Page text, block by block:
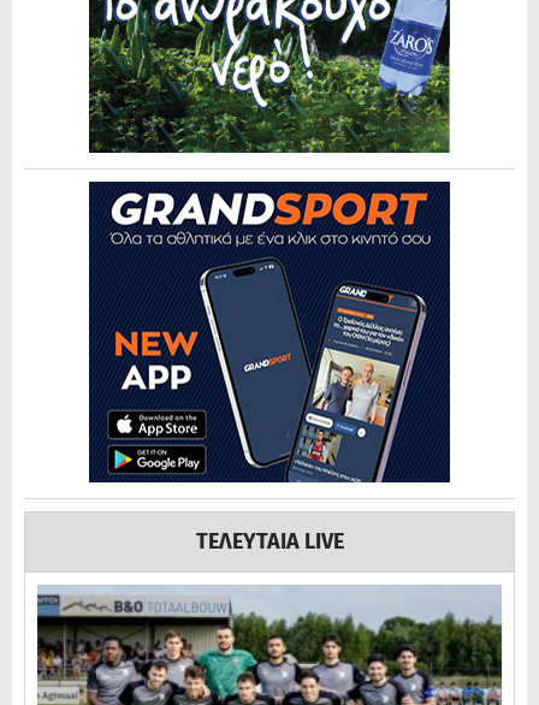
ΤΕΛΕΥΤΑΙΑ LIVE